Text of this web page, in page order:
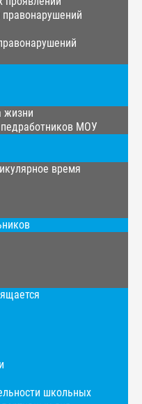
жизни
МОУ
время
школьных